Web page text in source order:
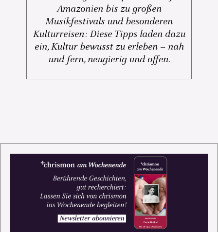
Amazonien bis zu großen
Musikfestivals und besonderen
Kulturreisen: Diese Tipps laden dazu
ein, Kultur bewusst zu erleben – nah
und fern, neugierig und offen.